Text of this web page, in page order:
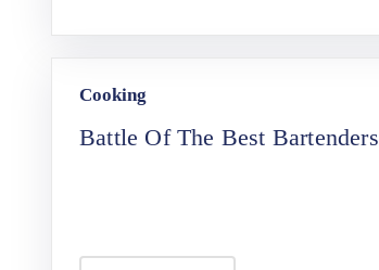
Cooking
Battle Of The Best Bartenders